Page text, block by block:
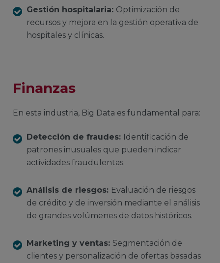
Gestión hospitalaria: Optimización de
recursos y mejora en la gestión operativa de
hospitales y clínicas.
Finanzas
En esta industria, Big Data es fundamental para:
Detección de fraudes: Identificación de
patrones inusuales que pueden indicar
actividades fraudulentas.
Análisis de riesgos: Evaluación de riesgos
de crédito y de inversión mediante el análisis
de grandes volúmenes de datos históricos.
Marketing y ventas: Segmentación de
clientes y personalización de ofertas basadas